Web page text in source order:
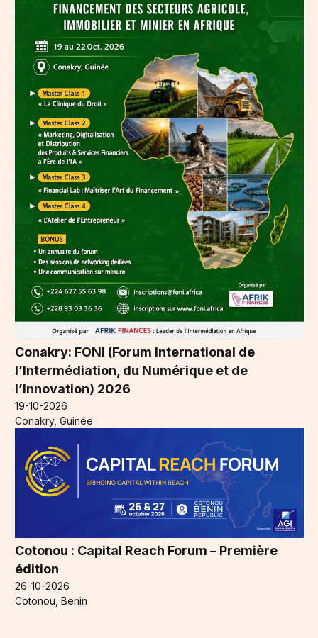
Conakry: FONI (Forum International de
l’Intermédiation, du Numérique et de
l’Innovation) 2026
19-10-2026
Conakry, Guinée
Cotonou : Capital Reach Forum – Première
édition
26-10-2026
Cotonou, Benin